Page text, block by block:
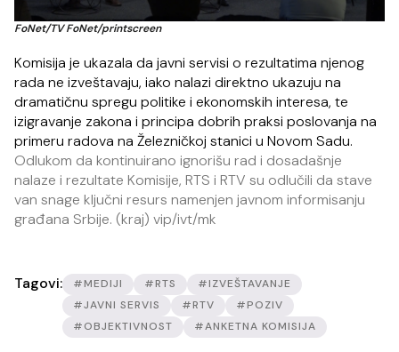
FoNet/TV FoNet/printscreen
Komisija je ukazala da javni servisi o rezultatima njenog
rada ne izveštavaju, iako nalazi direktno ukazuju na
dramatičnu spregu politike i ekonomskih interesa, te
izigravanje zakona i principa dobrih praksi poslovanja na
primeru radova na Železničkoj stanici u Novom Sadu.
Odlukom da kontinuirano ignorišu rad i dosadašnje
nalaze i rezultate Komisije, RTS i RTV su odlučili da stave
van snage ključni resurs namenjen javnom informisanju
građana Srbije. (kraj) vip/ivt/mk
Tagovi: #MEDIJI #RTS
#IZVEŠTAVANJE
#JAVNI SERVIS
#RTV
#POZIV
#OBJEKTIVNOST
#ANKETNA KOMISIJA